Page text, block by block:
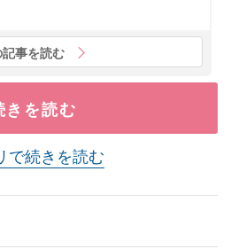
事を読む
きを読む
で続きを読む